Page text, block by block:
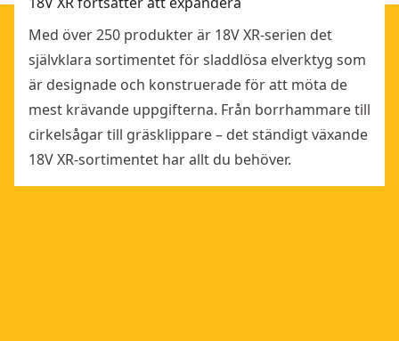
Med över 250 produkter är 18V XR-serien det
självklara sortimentet för sladdlösa elverktyg som
är designade och konstruerade för att möta de
mest krävande uppgifterna. Från borrhammare till
cirkelsågar till gräsklippare – det ständigt växande
18V XR-sortimentet har allt du behöver.